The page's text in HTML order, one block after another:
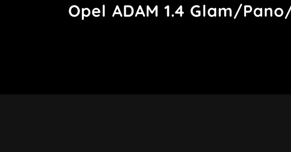
Opel ADAM 1.4 Glam/